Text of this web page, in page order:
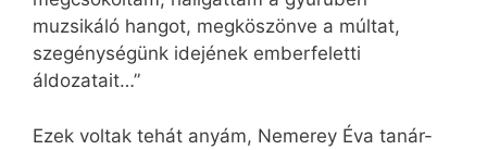
muzsikáló hangot, megköszönve a múltat,
szegénységünk idejének emberfeletti
áldozatait…”
Ezek voltak tehát anyám, Nemerey Éva tanár-